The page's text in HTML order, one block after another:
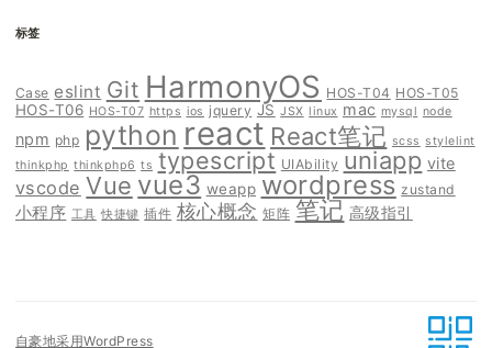
标签
Case eslint Git HarmonyOS HOS-T04 HOS-T05
HOS-T06 HOS-T07 https ios jquery JS JSX linux mac mysql node
npm php python react React笔记 scss stylelint
thinkphp thinkphp6 ts typescript UIAbility uniapp vite
vscode Vue vue3 weapp wordpress zustand
小程序 工具 快捷键 插件 核心概念 矩阵 笔记 高级指引
自豪地采用WordPress